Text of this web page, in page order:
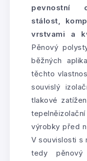
pevnostní
stálost,
vrstvami a
Pěnový
běžných
těchto
souvislý
tlakové
výrobky před
V souvislosti s
tedy